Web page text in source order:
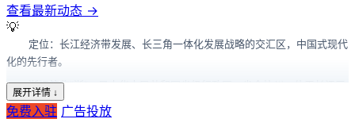
浙江省产业供应链门户
发展地方产业，培植优质企业，汇聚优质产业带，实现高效协同
查看最新动态 →
💡
定位：长江经济带发展、长三角一体化发展战略的交汇区，中国式现代
化的先行者。
浙江简称"浙"，是中华人民共和国省级行政区，省会杭州，位于长江三
角洲地区。浙江地势由西南向东北倾斜，地形复杂，山脉自西南向东北成大
致平行的三支，地跨钱塘江、瓯江、灵江、苕溪、甬江、飞云江、鳌江、曹
展开详情 ↓
免费入驻 广告投放